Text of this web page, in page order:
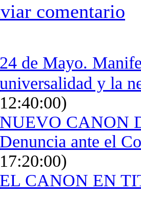
comentario
24 de Mayo.
universalidad y la
12:40:00)
NUEVO CANON
Denuncia ante el
17:20:00)
EL CANON EN